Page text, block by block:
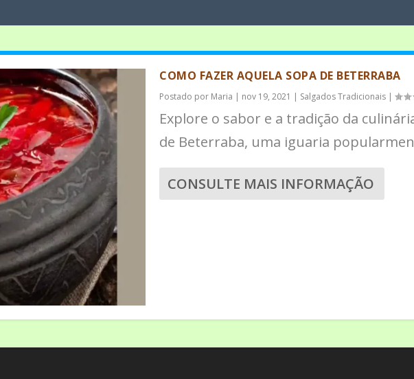
COMO FAZER AQUELA SOPA DE BETERRABA
Postado por Maria | nov 19, 2021 | Salgados Tradicionais |
Explore o sabor e a tradição da
de Beterraba, uma iguaria
CONSULTE MAIS INFORMAÇÃO